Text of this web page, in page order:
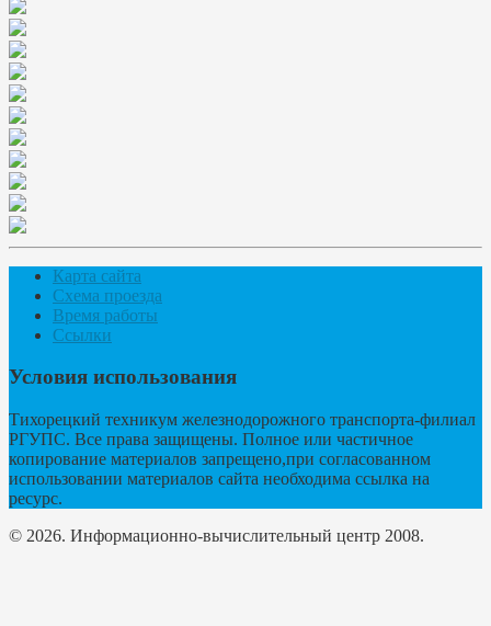
Карта сайта
Схема проезда
Время работы
Ссылки
Условия использования
Тихорецкий техникум железнодорожного транспорта-филиал
РГУПС. Все права защищены. Полное или частичное
копирование материалов запрещено,при согласованном
использовании материалов сайта необходима ссылка на
ресурс.
© 2026. Информационно-вычислительный центр 2008.